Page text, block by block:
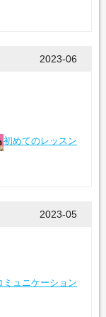
2023-06
初めてのレッスン
2023-05
ミュニケーション